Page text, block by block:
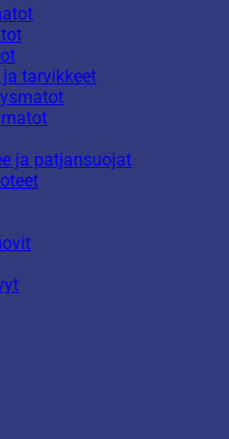
tarvikkeet
ja patjansuojat